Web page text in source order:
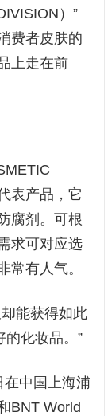
）”
费者皮肤的
上走在前
表产品，它
腐剂。可根
求可对应选
常有人气。
能获得如此
的化妆品。”
在中国上海浦
BNT World